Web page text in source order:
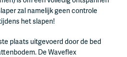
zal namelijk geen controle
het slapen!
plaats uitgevoerd door de bed
De Waveflex